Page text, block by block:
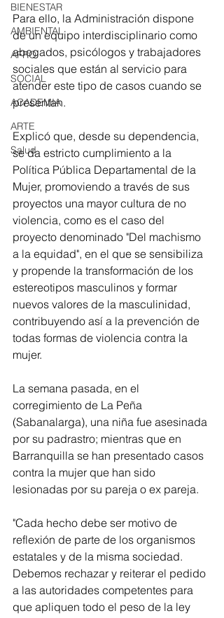
BIENESTAR
AMBIENTAL
AFRO
SOCIAL
ACADEMIA
ARTE
Salud
Para ello, la Administración dispone
de un equipo interdisciplinario como
abogados, psicólogos y trabajadores
sociales que están al servicio para
atender este tipo de casos cuando se
presentan.
Explicó que, desde su dependencia,
se da estricto cumplimiento a la
Política Pública Departamental de la
Mujer, promoviendo a través de sus
proyectos una mayor cultura de no
violencia, como es el caso del
proyecto denominado "Del machismo
a la equidad", en el que se sensibiliza
y propende la transformación de los
estereotipos masculinos y formar
nuevos valores de la masculinidad,
contribuyendo así a la prevención de
todas formas de violencia contra la
mujer.
La semana pasada, en el
corregimiento de La Peña
(Sabanalarga), una niña fue asesinada
por su padrastro; mientras que en
Barranquilla se han presentado casos
contra la mujer que han sido
lesionadas por su pareja o ex pareja.
"Cada hecho debe ser motivo de
reflexión de parte de los organismos
estatales y de la misma sociedad.
Debemos rechazar y reiterar el pedido
a las autoridades competentes para
que apliquen todo el peso de la ley